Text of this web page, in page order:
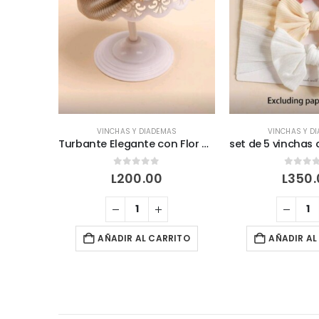
VINCHAS Y DIADEMAS
Turbante Elegante con Flor de Destellos para Momentos que Quedan en el Corazón”
out of 5
200.00
AÑADIR AL CARRITO
VINCHAS Y DIADEMAS
out of 5
350.00
AÑADIR AL CARRITO